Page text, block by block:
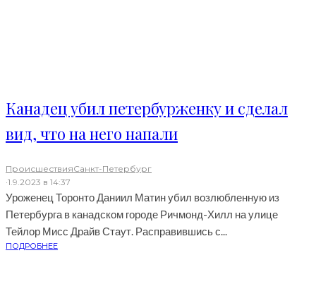
Канадец убил петербурженку и сделал
вид, что на него напали
ПроисшествияСанкт-Петербург
·1.9.2023 в 14:37
Уроженец Торонто Даниил Матин убил возлюбленную из
Петербурга в канадском городе Ричмонд-Хилл на улице
Тейлор Мисс Драйв Стаут. Расправившись с...
ПОДРОБНЕЕ